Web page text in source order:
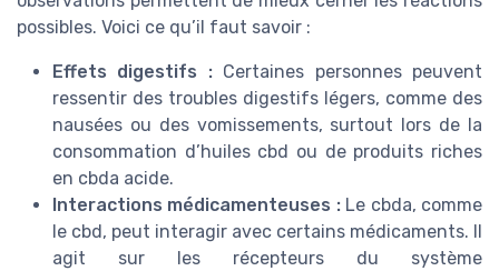
possibles. Voici ce qu’il faut savoir :
Effets digestifs :Certaines personnes peuvent
ressentir des troubles digestifs légers, comme des
nausées ou des vomissements, surtout lors de la
consommation d’huiles cbd ou de produits riches
en cbda acide.
Interactions médicamenteuses :Le cbda, comme
le cbd, peut interagir avec certains médicaments. Il
agit sur les récepteurs du système